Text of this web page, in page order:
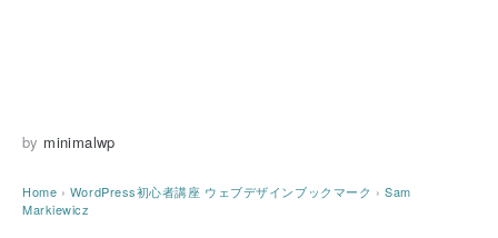
by minimalwp
Home › WordPress初心者講座 ウェブデザインブックマーク › Sam
Markiewicz